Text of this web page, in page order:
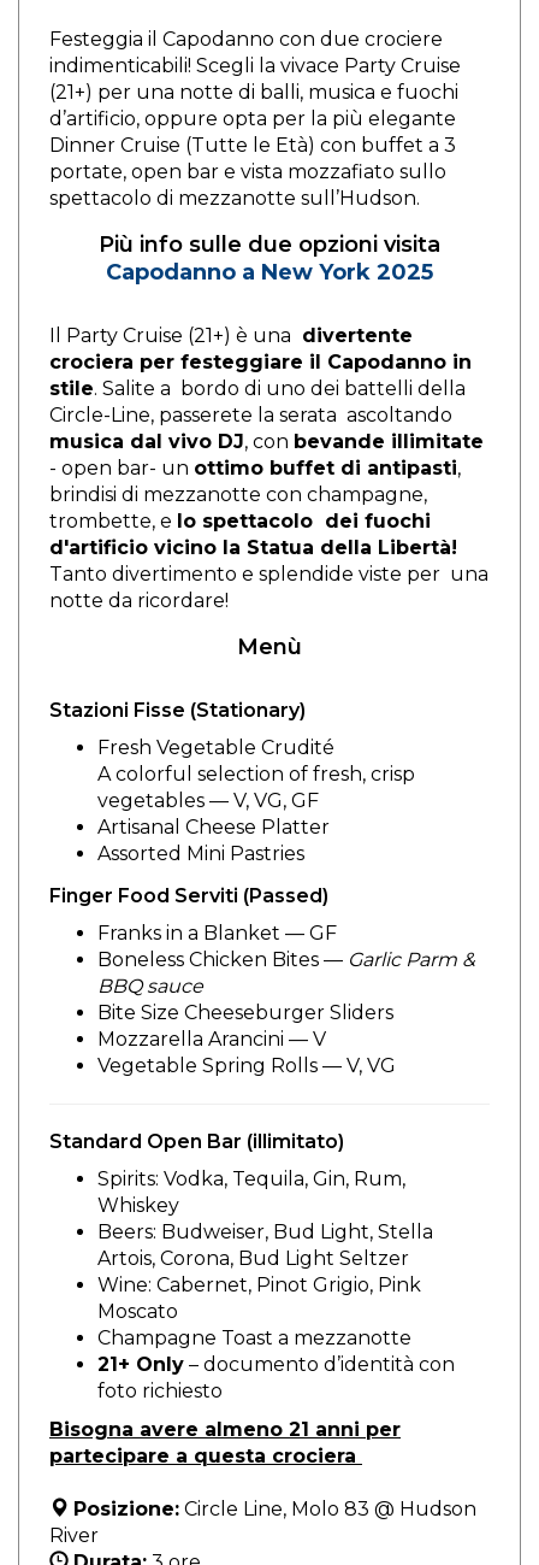
Festeggia il Capodanno con due crociere
indimenticabili! Scegli la vivace Party Cruise
(21+) per una notte di balli, musica e fuochi
d’artificio, oppure opta per la più elegante
Dinner Cruise (Tutte le Età) con buffet a 3
portate, open bar e vista mozzafiato sullo
spettacolo di mezzanotte sull’Hudson.
Più info sulle due opzioni visita
Capodanno a New York 2025
Il Party Cruise (21+) è una divertente
crociera per festeggiare il Capodanno in
stile. Salite a bordo di uno dei battelli della
Circle-Line, passerete la serata ascoltando
musica dal vivo DJ, con bevande illimitate
- open bar- un ottimo buffet di antipasti,
brindisi di mezzanotte con champagne,
trombette, e lo spettacolo dei fuochi
d'artificio vicino la Statua della Libertà!
Tanto divertimento e splendide viste per una
notte da ricordare!
Menù
Stazioni Fisse (Stationary)
Fresh Vegetable Crudité
A colorful selection of fresh, crisp
vegetables — V, VG, GF
Artisanal Cheese Platter
Assorted Mini Pastries
Finger Food Serviti (Passed)
Franks in a Blanket — GF
Boneless Chicken Bites — Garlic Parm &
BBQ sauce
Bite Size Cheeseburger Sliders
Mozzarella Arancini — V
Vegetable Spring Rolls — V, VG
Standard Open Bar (illimitato)
Spirits: Vodka, Tequila, Gin, Rum,
Whiskey
Beers: Budweiser, Bud Light, Stella
Artois, Corona, Bud Light Seltzer
Wine: Cabernet, Pinot Grigio, Pink
Moscato
Champagne Toast a mezzanotte
21+ Only – documento d’identità con
foto richiesto
Bisogna avere almeno 21 anni per
partecipare a questa crociera
Posizione: Circle Line, Molo 83 @ Hudson
River